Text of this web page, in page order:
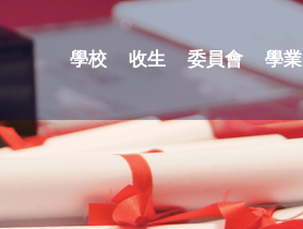
學校 收生 委員會 學業